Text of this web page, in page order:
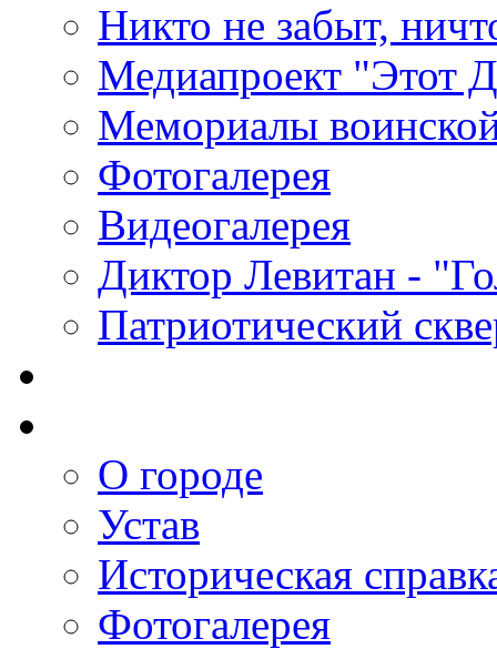
Никто не забыт,
Медиапроект "Этот
Мемориалы
Фотогалерея
Видеогалерея
Диктор Левитан -
Патриотический
О городе
Устав
Историческая
Фотогалерея